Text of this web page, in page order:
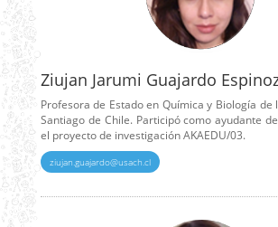
Ziujan Jarumi Guajardo
Profesora de Estado en Química y Biología de
Santiago de Chile. Participó como ayudante
el proyecto de investigación AKAEDU/03.
ziujan.guajardo@usach.cl